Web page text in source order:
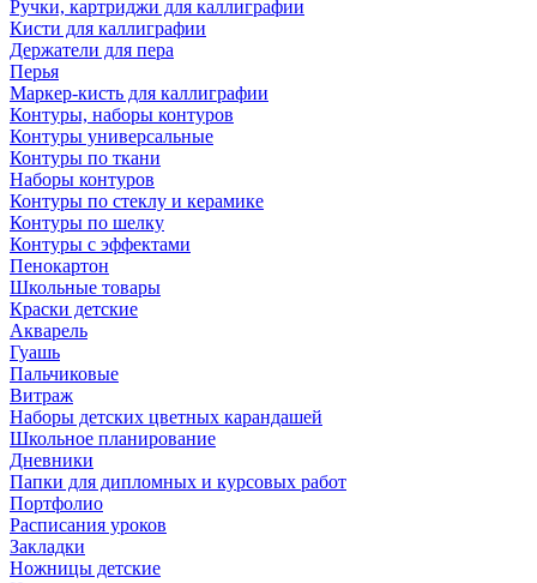
Ручки, картриджи для каллиграфии
Кисти для каллиграфии
Держатели для пера
Перья
Маркер-кисть для каллиграфии
Контуры, наборы контуров
Контуры универсальные
Контуры по ткани
Наборы контуров
Контуры по стеклу и керамике
Контуры по шелку
Контуры с эффектами
Пенокартон
Школьные товары
Краски детские
Акварель
Гуашь
Пальчиковые
Витраж
Наборы детских цветных карандашей
Школьное планирование
Дневники
Папки для дипломных и курсовых работ
Портфолио
Расписания уроков
Закладки
Ножницы детские